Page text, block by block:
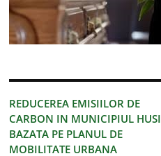
REDUCEREA EMISIILOR DE
CARBON IN MUNICIPIUL HUSI
BAZATA PE PLANUL DE
MOBILITATE URBANA